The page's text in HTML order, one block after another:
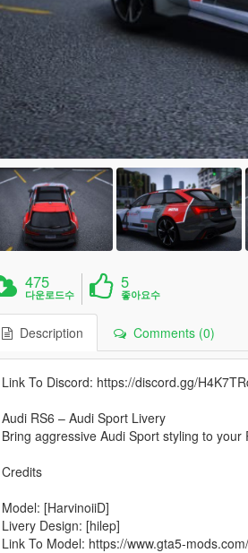
475
다운로드수
5
좋아요수
Description Comments (0)
Link To Discord: https://discord.gg/
Audi RS6 – Audi Sport Livery
Bring aggressive Audi Sport styling to
Credits
Model: [HarvinoiiD]
Livery Design: [hilep]
Link To Model: https://www.gta5-